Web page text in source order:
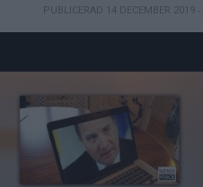
PUBLICERAD 14 DECEMBER 2019